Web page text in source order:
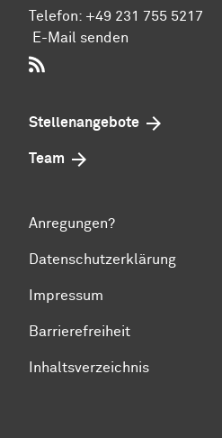
Telefon: +49 231 755 5217
E-Mail senden
Stellenangebote
Team
Anregungen?
Datenschutzerklärung
Impressum
Barrierefreiheit
Inhaltsverzeichnis